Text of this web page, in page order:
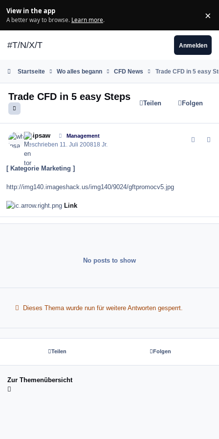
View in the app
A better way to browse. Learn more. ×
#T/N/X/T Anmelden
Startseite Wo alles begann CFD News Trade CFD in 5 easy
Trade CFD in 5 easy Steps
Teilen Folgen
whipsaw Management
Geschrieben 11. Juli 200818 Jr.
[ Kategorie Marketing ]
http://img140.imageshack.us/img140/9024/gftpromocv5.jpg
Link
No posts to show
Dieses Thema wurde nun für weitere Antworten gesperrt.
Teilen Folgen
Zur Themenübersicht